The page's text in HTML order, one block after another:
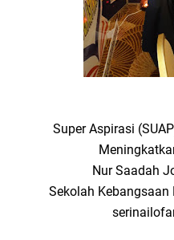
Super Aspirasi
Nur Saadah
Sekolah